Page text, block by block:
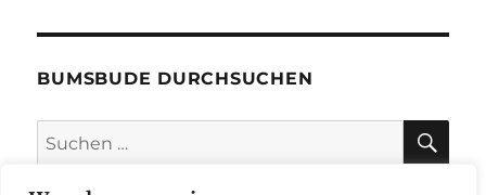
BUMSBUDE DURCHSUCHEN
Suche
nach: